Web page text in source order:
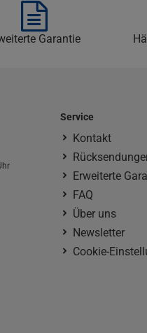
Garantie
Service
Kontakt
Erweiterte
FAQ
Über uns
Newsletter
Cookie-